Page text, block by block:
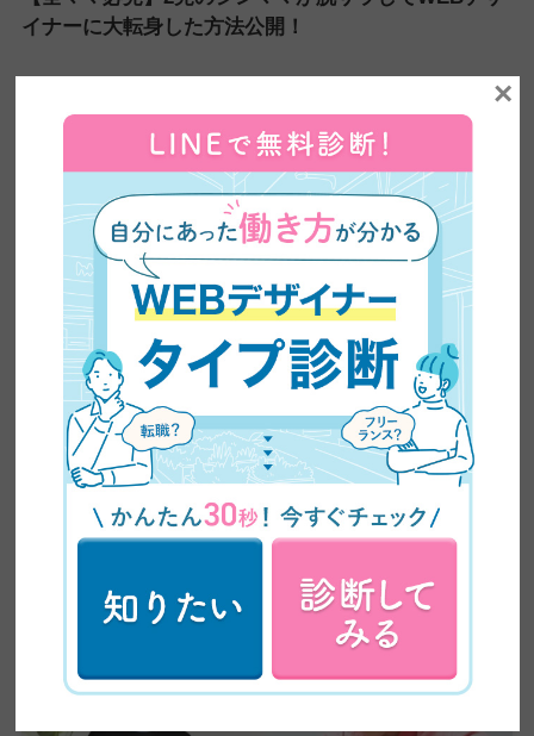
イナーに大転身した方法公開！
【超有益】平凡な主婦がビジネスセミナーに乗り込み
5ヶ月で60万円の副業収入を稼いだ方法を大公開！紹
介が止まらない売り込み術がやばい
×